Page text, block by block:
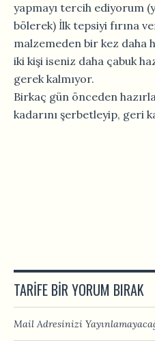
yapmayı tercih ediyorum
bölerek) İlk tepsiyi fırına
malzemeden bir kez daha
iki kişi iseniz daha çabuk
gerek kalmıyor.
Birkaç gün önceden
kadarını şerbetleyip, geri
TARIFE BIR YORUM BIRAK
Mail Adresinizi